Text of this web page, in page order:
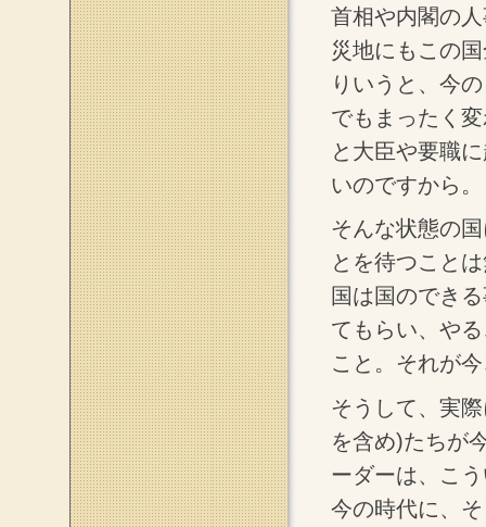
首相や内閣の
災地にもこの
りいうと、今
でもまったく
と大臣や要職
いのですから
そんな状態の
とを待つこと
国は国のでき
てもらい、や
こと。それが
そうして、実
を含め)たちが
ーダーは、こ
今の時代に、